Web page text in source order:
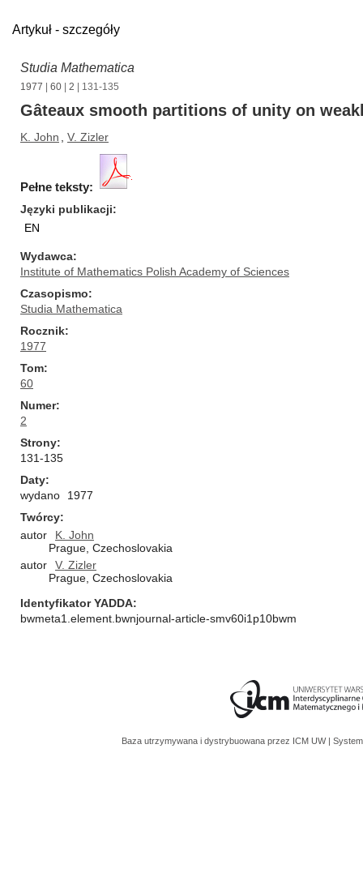
Artykuł - szczegóły
Studia Mathematica
1977 60 2 | 131-135
Gâteaux smooth partitions of unity on
K. John V. Zizler
Pełne teksty:
Języki publikacji
EN
Wydawca
Institute of Mathematics Polish Academy of Sciences
Czasopismo
Studia Mathematica
Rocznik
1977
Tom
60
Numer
2
Strony
131-135
Daty
wydano
1977
Twórcy
autor
K. John
Prague, Czechoslovakia
autor
V. Zizler
Prague, Czechoslovakia
Identyfikator YADDA
bwmeta1.element.bwnjournal-article-smv60i1p10bwm
Baza utrzymywana i dystrybuowana przez ICM UW |